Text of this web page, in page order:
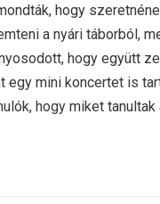
hogy
a nyári táborból,
hogy együtt
egy mini koncertet is
hogy miket